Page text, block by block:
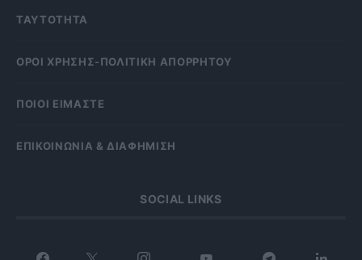
ΤΑΥΤΟΤΗΤΑ
OΡΟΙ ΧΡΗΣΗΣ-ΠΟΛΙΤΙΚΗ ΑΠΟΡΡΗΤΟΥ
ΠΟΙΟΙ ΕΙΜΑΣΤΕ
ΕΠΙΚΟΙΝΩΝΙΑ & ΔΙΑΦΗΜΙΣΗ
SOCIAL LINKS